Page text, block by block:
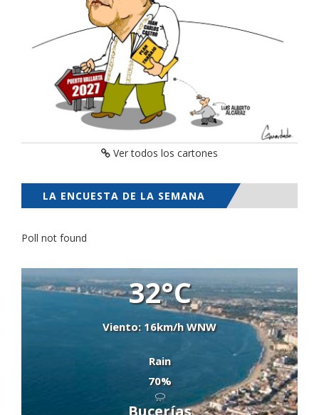
Ver todos los cartones
LA ENCUESTA DE LA SEMANA
Poll not found
32°C
Viento: 16km/h WNW
Rain
70%
Bucerías